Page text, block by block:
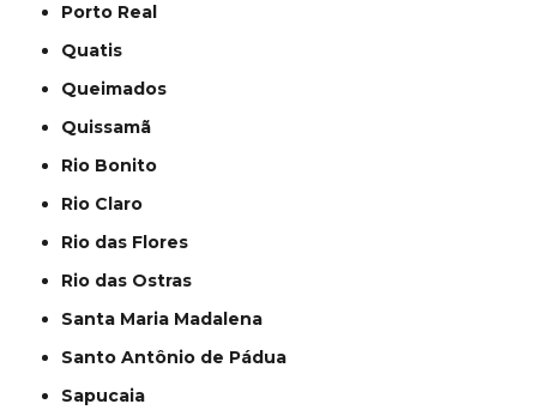
Porto Real
Quatis
Queimados
Quissamã
Rio Bonito
Rio Claro
Rio das Flores
Rio das Ostras
Santa Maria Madalena
Santo Antônio de Pádua
Sapucaia